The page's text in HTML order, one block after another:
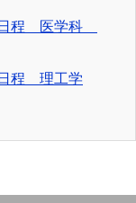
程 医学科
程 理工学